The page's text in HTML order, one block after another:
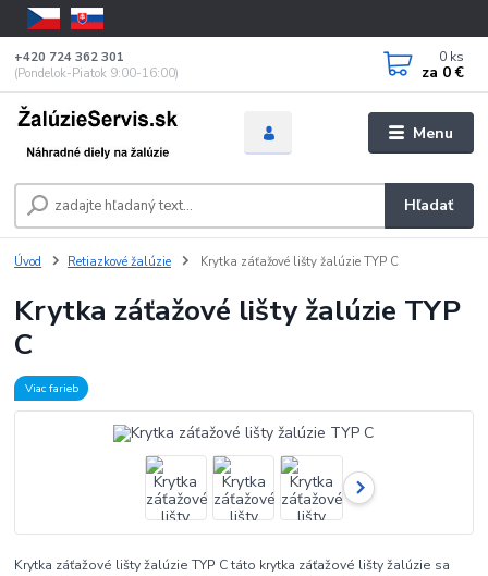
Menu
Hľadať
+420 724 362 301
(Pondelok-Piatok 9:00-16:00)
0 ks
za 0 €
Úvod Retiazkové žalúzie Krytka záťažové lišty žalúzie TYP C
Krytka záťažové lišty žalúzie TYP
C
Viac farieb
Krytka záťažové lišty žalúzie TYP C táto krytka záťažové lišty žalúzie sa